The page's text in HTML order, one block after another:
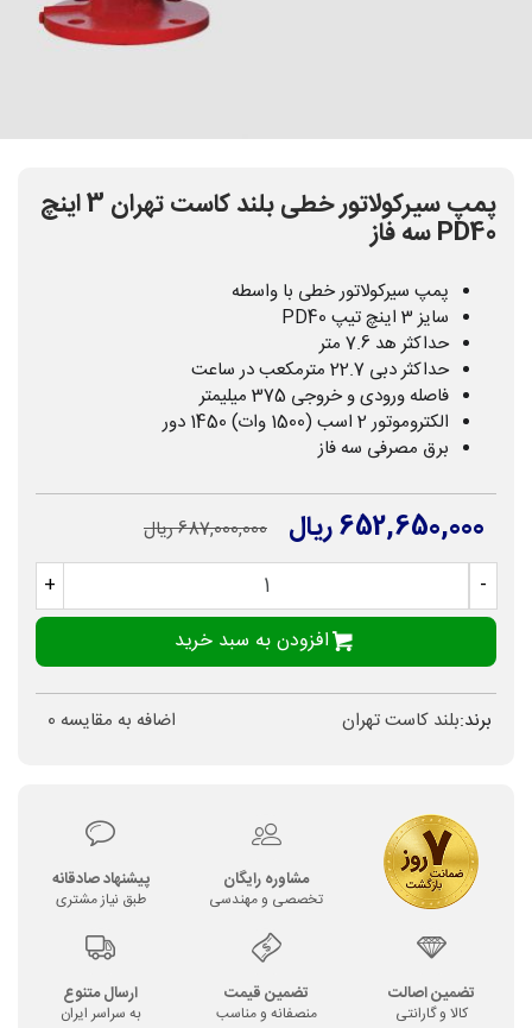
پمپ سیرکولاتور خطی بلند کاست تهران 3 اینچ
PD40 سه فاز
پمپ سیرکولاتور خطی با واسطه
سایز 3 اینچ تیپ PD40
حداکثر هد 7.6 متر
حداکثر دبی 22.7 مترمکعب در ساعت
فاصله ورودی و خروجی 375 میلیمتر
الکتروموتور 2 اسب (1500 وات) 1450 دور
برق مصرفی سه فاز
652,650,000 ریال 687,000,000 ریال
-
+
افزودن به سبد خرید
برند:بلند کاست تهران اضافه به مقایسه 0
مشاوره رایگان
تخصصی و مهندسی
پیشنهاد صادقانه
طبق نیاز مشتری
تضمین اصالت
کالا و گارانتی
تضمین قیمت
منصفانه و مناسب
ارسال متنوع
به سراسر ایران